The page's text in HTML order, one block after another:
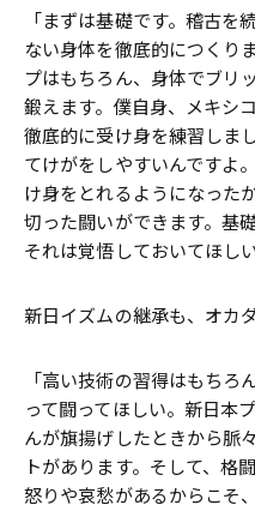
「まずは基礎です。稽古を
ない身体を徹底的につくり
プはもちろん、身体でブリ
鍛えます。僕自身、メキシ
徹底的に受け身を練習しま
てけがをしやすいんですよ
け身をとれるようになった
切った闘いができます。基
それは覚悟しておいてほしい
新日イズムの継承も、オカ
「高い技術の習得はもちろ
って闘ってほしい。新日本
んが旗揚げしたときから脈
トがあります。そして、格
怒りや哀愁があるからこそ